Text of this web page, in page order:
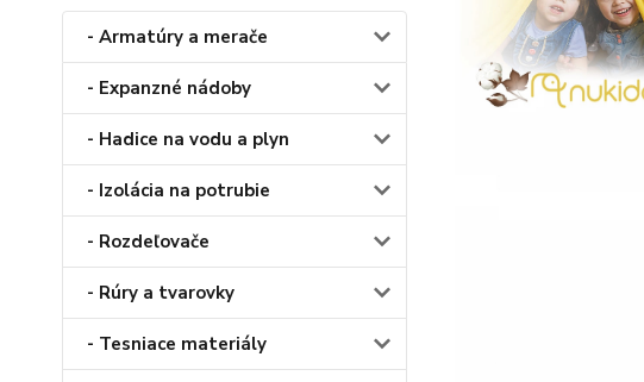
- Armatúry a merače
- Expanzné nádoby
- Hadice na vodu a plyn
- Izolácia na potrubie
- Rozdeľovače
- Rúry a tvarovky
- Tesniace materiály